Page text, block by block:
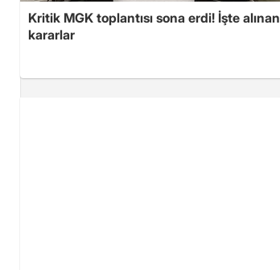
Kritik MGK toplantısı sona erdi! İşte alınan
kararlar